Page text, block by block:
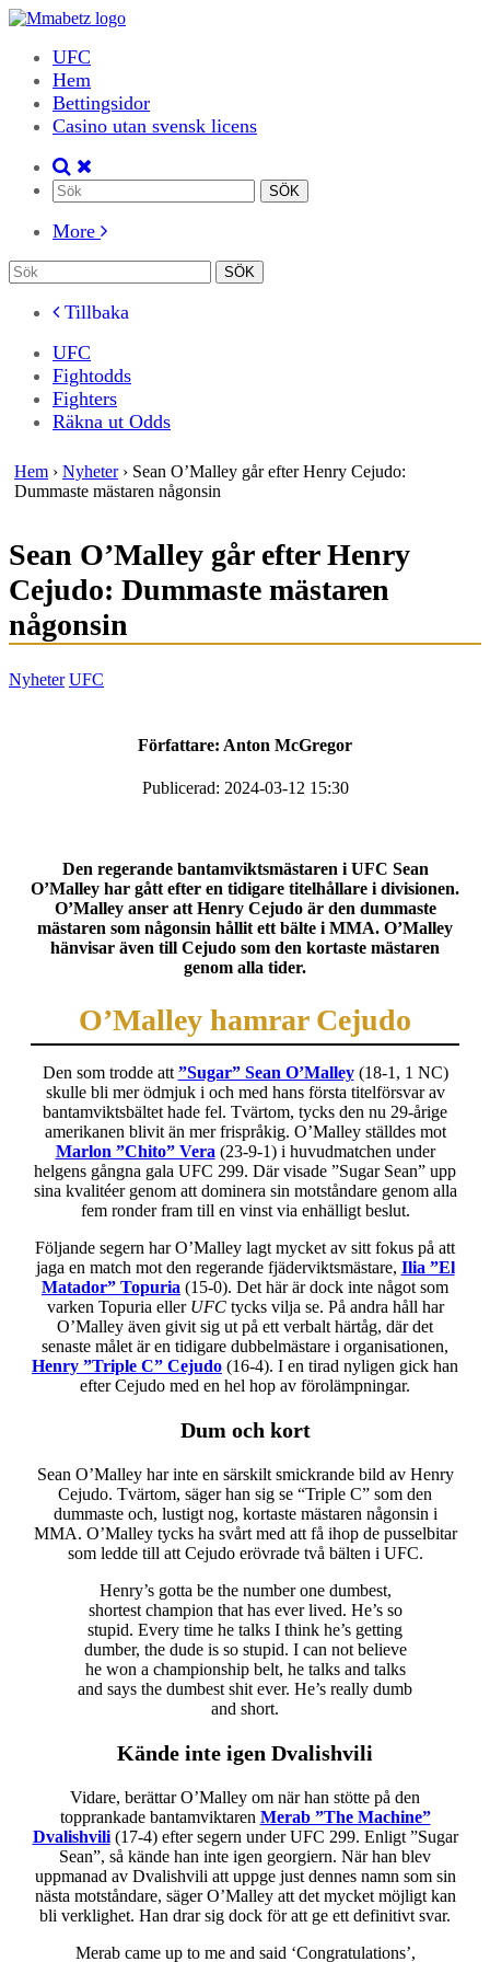
UFC
Hem
Bettingsidor
Casino utan svensk licens
More
Tillbaka
UFC
Fightodds
Fighters
Räkna ut Odds
Hem › Nyheter› Sean O’Malley går efter Henry Cejudo:
Dummaste mästaren någonsin
Sean O’Malley går efter Henry
Cejudo: Dummaste mästaren
någonsin
Nyheter UFC
Författare: Anton McGregor
Publicerad: 2024-03-12 15:30
Den regerande bantamviktsmästaren i UFC Sean
O’Malley har gått efter en tidigare titelhållare i divisionen.
O’Malley anser att Henry Cejudo är den dummaste
mästaren som någonsin hållit ett bälte i MMA. O’Malley
hänvisar även till Cejudo som den kortaste mästaren
genom alla tider.
O’Malley hamrar Cejudo
Den som trodde att ”Sugar” Sean O’Malley(18-1, 1 NC)
skulle bli mer ödmjuk i och med hans första titelförsvar av
bantamviktsbältet hade fel. Tvärtom, tycks den nu 29-årige
amerikanen blivit än mer frispråkig. O’Malley ställdes mot
Marlon ”Chito” Vera (23-9-1) i huvudmatchen under
helgens gångna gala UFC 299. Där visade ”Sugar Sean” upp
sina kvalitéer genom att dominera sin motståndare genom alla
fem ronder fram till en vinst via enhälligt beslut.
Följande segern har O’Malley lagt mycket av sitt fokus på att
jaga en match mot den regerande fjäderviktsmästare, Ilia ”El
Matador” Topuria (15-0). Det här är dock inte något som
varken Topuria eller UFCtycks vilja se. På andra håll har
O’Malley även givit sig ut på ett verbalt härtåg, där det
senaste målet är en tidigare dubbelmästare i organisationen,
Henry ”Triple C” Cejudo (16-4). I en tirad nyligen gick han
efter Cejudo med en hel hop av förolämpningar.
Dum och kort
Sean O’Malley har inte en särskilt smickrande bild av Henry
Cejudo. Tvärtom, säger han sig se “Triple C” som den
dummaste och, lustigt nog, kortaste mästaren någonsin i
MMA. O’Malley tycks ha svårt med att få ihop de pusselbitar
som ledde till att Cejudo erövrade två bälten i UFC.
Henry’s gotta be the number one dumbest,
shortest champion that has ever lived. He’s so
stupid. Every time he talks I think he’s getting
dumber, the dude is so stupid. I can not believe
he won a championship belt, he talks and talks
and says the dumbest shit ever. He’s really dumb
and short.
Kände inte igen Dvalishvili
Vidare, berättar O’Malley om när han stötte på den
topprankade bantamviktaren Merab ”The Machine”
Dvalishvili(17-4) efter segern under UFC 299. Enligt ”Sugar
Sean”, så kände han inte igen georgiern. När han blev
uppmanad av Dvalishvili att uppge just dennes namn som sin
nästa motståndare, säger O’Malley att det mycket möjligt kan
bli verklighet. Han drar sig dock för att ge ett definitivt svar.
Merab came up to me and said ‘Congratulations’,